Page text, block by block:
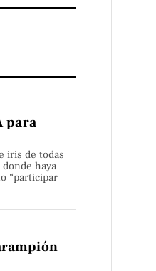
para
iris de todas
haya
“participar